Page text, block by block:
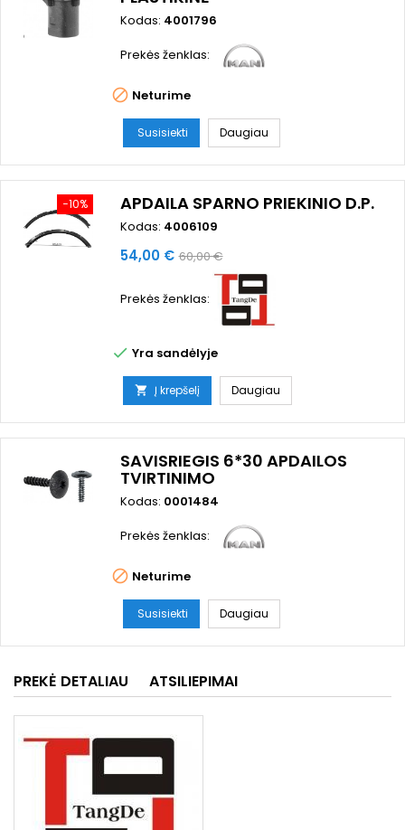
Kodas: 4001796
Prekės ženklas:
 Neturime
Susisiekti Daugiau
−10% APDAILA SPARNO PRIEKINIO D.P.
Kodas: 4006109
Kaina
54,00 € Bazinė
60,00 €
Prekės ženklas:
 Yra sandėlyje
 Į krepšelį Daugiau
SAVISRIEGIS 6*30 APDAILOS
TVIRTINIMO
Kodas: 0001484
Prekės ženklas:
 Neturime
Susisiekti Daugiau
PREKĖ DETALIAU ATSILIEPIMAI